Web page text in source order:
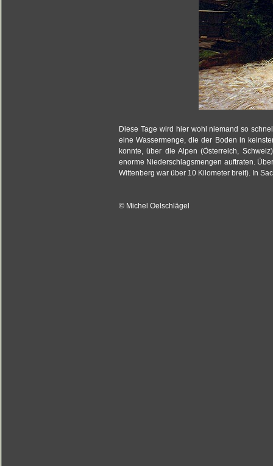
Diese Tage wird hier wohl niemand so
eine Wassermenge, die der Boden in
konnte, über die Alpen (Österreich,
enorme Niederschlagsmengen auftraten.
Wittenberg war über 10 Kilometer breit). In
© Michel Oelschlägel